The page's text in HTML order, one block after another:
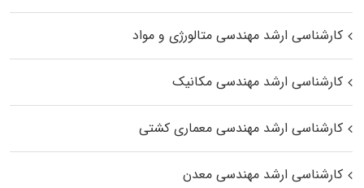
کارشناسی ارشد مهندسی متالورژی و مواد
کارشناسی ارشد مهندسی مکانیک
کارشناسی ارشد مهندسی معماری کشتی
کارشناسی ارشد مهندسی معدن